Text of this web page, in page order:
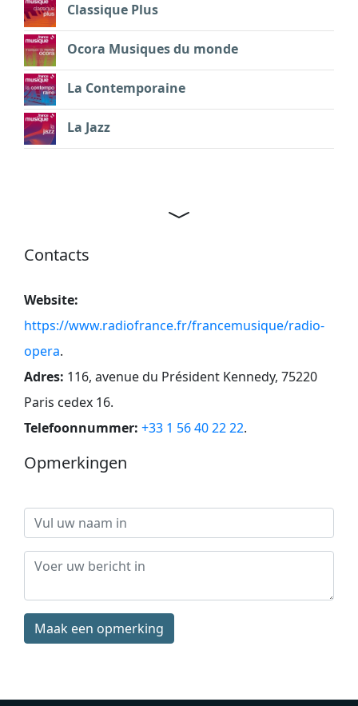
Classique Plus
Ocora Musiques du monde
La Contemporaine
La Jazz
Contacts
Website:
https://www.radiofrance.fr/francemusique/radio-
opera.
Adres: 116, avenue du Président Kennedy, 75220
Paris cedex 16.
Telefoonnummer: +33 1 56 40 22 22.
Opmerkingen
Maak een opmerking